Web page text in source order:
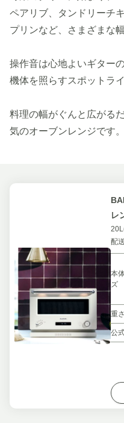
ペアリブ、タンドリーチ
プリンなど、さまざまな
操作音は心地よいギターの
機体を照らすスポットラ
料理の幅がぐんと広がる
気のオーブンレンジです。
レ
配
本
ズ
重さ
公